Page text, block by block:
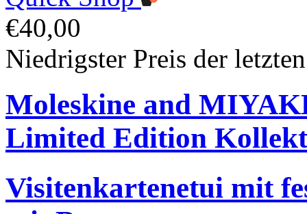
€40,00
Niedrigster Preis der
Moleskine and
Limited Edition
Visitenkartenetui mit